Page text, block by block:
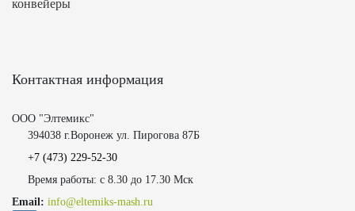
конвейеры
Контактная информация
ООО "Элтемикс"
394038 г.Воронеж ул. Пирогова 87Б
+7 (473) 229-52-30
Время работы: с 8.30 до 17.30 Мск
Email: info@eltemiks-mash.ru